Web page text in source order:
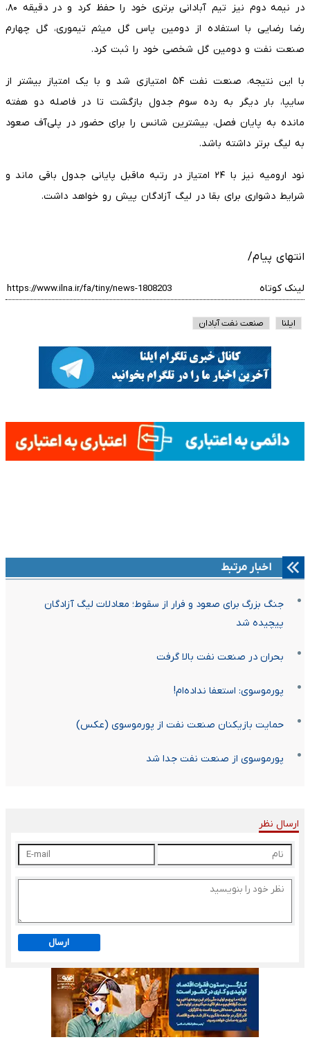
در نیمه دوم نیز تیم آبادانی برتری خود را حفظ کرد و در دقیقه ۸۰،
رضا رضایی با استفاده از دومین پاس گل میثم تیموری، گل چهارم
صنعت نفت و دومین گل شخصی خود را ثبت کرد.
با این نتیجه، صنعت نفت ۵۴ امتیازی شد و با یک امتیاز بیشتر از
سایپا، بار دیگر به رده سوم جدول بازگشت تا در فاصله دو هفته
مانده به پایان فصل، بیشترین شانس را برای حضور در پلی‌آف صعود
به لیگ برتر داشته باشد.
نود ارومیه نیز با ۲۴ امتیاز در رتبه ماقبل پایانی جدول باقی ماند و
شرایط دشواری برای بقا در لیگ آزادگان پیش رو خواهد داشت.
انتهای پیام/
لینک کوتاه
ایلنا صنعت نفت آبادان
اخبار مرتبط
جنگ بزرگ برای صعود و فرار از سقوط؛ معادلات لیگ آزادگان
پیچیده شد
بحران در صنعت نفت بالا گرفت
پورموسوی: استعفا نداده‌ام!
حمایت بازیکنان صنعت نفت از پورموسوی (عکس)
پورموسوی از صنعت نفت جدا شد
ارسال نظر
ارسال